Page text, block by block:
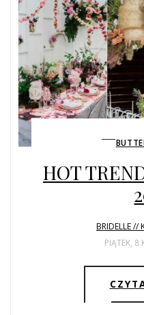
HOT
BRIDELLE //
PIĄTEK, 8